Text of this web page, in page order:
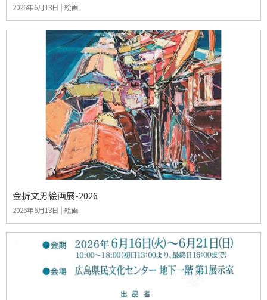
2026年6月13日 | 絵画
金折文男絵画展-2026
2026年6月13日 | 絵画